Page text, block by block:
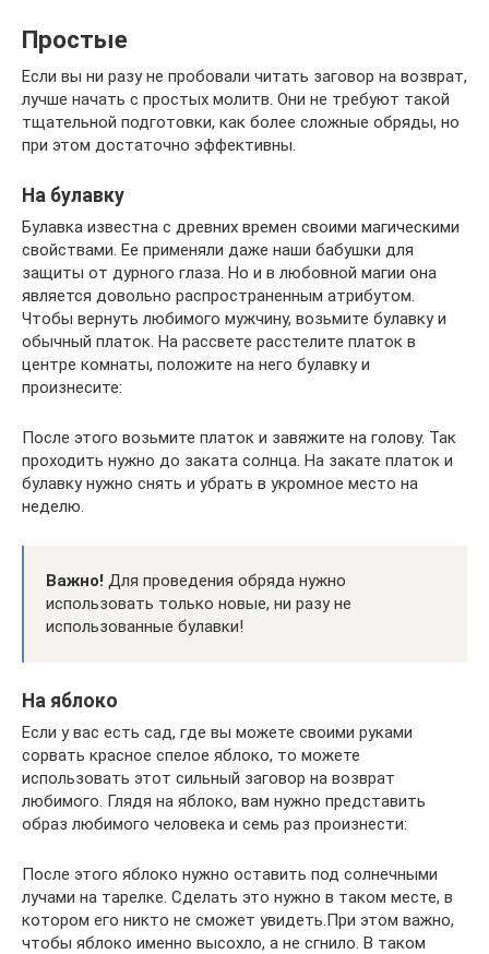
Простые
Если вы ни разу не пробовали читать заговор на возврат,
лучше начать с простых молитв. Они не требуют такой
тщательной подготовки, как более сложные обряды, но
при этом достаточно эффективны.
На булавку
Булавка известна с древних времен своими магическими
свойствами. Ее применяли даже наши бабушки для
защиты от дурного глаза. Но и в любовной магии она
является довольно распространенным атрибутом.
Чтобы вернуть любимого мужчину, возьмите булавку и
обычный платок. На рассвете расстелите платок в
центре комнаты, положите на него булавку и
произнесите:
После этого возьмите платок и завяжите на голову. Так
проходить нужно до заката солнца. На закате платок и
булавку нужно снять и убрать в укромное место на
неделю.
Важно! Для проведения обряда нужно
использовать только новые, ни разу не
использованные булавки!
На яблоко
Если у вас есть сад, где вы можете своими руками
сорвать красное спелое яблоко, то можете
использовать этот сильный заговор на возврат
любимого. Глядя на яблоко, вам нужно представить
образ любимого человека и семь раз произнести:
После этого яблоко нужно оставить под солнечными
лучами на тарелке. Сделать это нужно в таком месте, в
котором его никто не сможет увидеть.При этом важно,
чтобы яблоко именно высохло, а не сгнило. В таком